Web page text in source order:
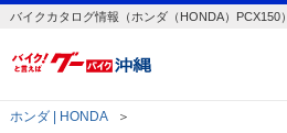
バイクカタログ情報（ホンダ（HONDA）PCX150）
ホンダ | HONDA ＞